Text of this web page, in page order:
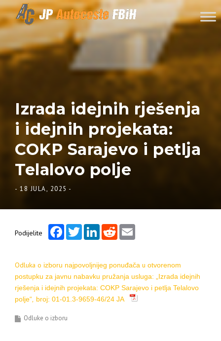
Skip to content
Izrada idejnih rješenja
i idejnih projekata:
COKP Sarajevo i petlja
Telalovo polje
- 18 JULA, 2025 -
Podijelite
FacebookTwitterLinkedInReddit
Odluka o izboru najpovoljnijeg ponuđača u otvorenom
postupku za javnu nabavku pružanja usluga:
„Izrada idejnih
rješenja i idejnih projekata: COKP Sarajevo i petlja Telalovo
polje“ broj: 01-01.3-9659-46/24 JA
Odluke o izboru